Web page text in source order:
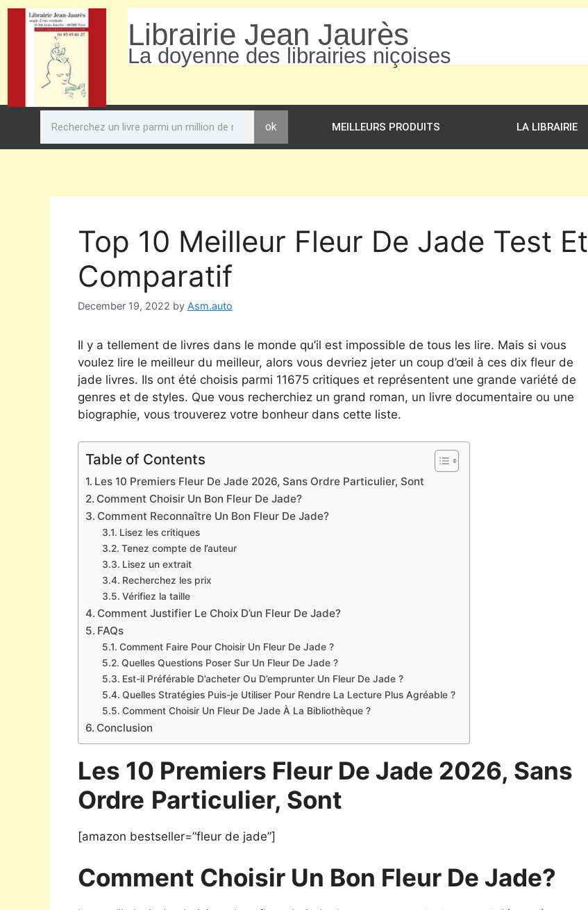
Librairie Jean Jaurès
La doyenne des librairies niçoises
ok MEILLEURS PRODUITS LA LIBRAIRIE
Top 10 Meilleur Fleur De Jade Test Et
Comparatif
December 19, 2022 by Asm.auto
Il y a tellement de livres dans le monde qu’il est impossible de tous les lire. Mais si vous
voulez lire le meilleur du meilleur, alors vous devriez jeter un coup d’œil à ces dix fleur de
jade livres. Ils ont été choisis parmi 11675 critiques et représentent une grande variété de
genres et de styles. Que vous recherchiez un grand roman, un livre documentaire ou une
biographie, vous trouverez votre bonheur dans cette liste.
Table of Contents
Les 10 Premiers Fleur De Jade 2026, Sans Ordre Particulier, Sont
Comment Choisir Un Bon Fleur De Jade?
Comment Reconnaître Un Bon Fleur De Jade?
Lisez les critiques
Tenez compte de l’auteur
Lisez un extrait
Recherchez les prix
Vérifiez la taille
Comment Justifier Le Choix D’un Fleur De Jade?
FAQs
Comment Faire Pour Choisir Un Fleur De Jade ?
Quelles Questions Poser Sur Un Fleur De Jade ?
Est-il Préférable D’acheter Ou D’emprunter Un Fleur De Jade ?
Quelles Stratégies Puis-je Utiliser Pour Rendre La Lecture Plus Agréable ?
Comment Choisir Un Fleur De Jade À La Bibliothèque ?
Conclusion
Les 10 Premiers Fleur De Jade 2026, Sans
Ordre Particulier, Sont
[amazon bestseller=”fleur de jade”]
Comment Choisir Un Bon Fleur De Jade?